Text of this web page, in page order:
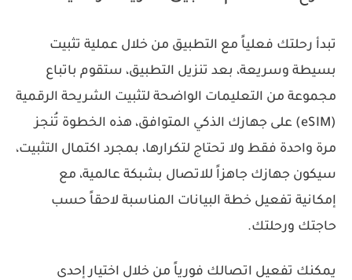
تبدأ رحلتك فعلياً مع التطبيق من خلال عملية تثبيت
بسيطة وسريعة، بعد تنزيل التطبيق، ستقوم باتباع
مجموعة من التعليمات الواضحة لتثبيت الشريحة الرقمية
(eSIM) على جهازك الذكي المتوافق، هذه الخطوة تُنجز
مرة واحدة فقط ولا تحتاج لتكرارها، بمجرد اكتمال التثبيت،
سيكون جهازك جاهزاً للاتصال بشبكة عالمية، مع
إمكانية تفعيل خطة البيانات المناسبة لاحقاً حسب
حاجتك ورحلتك.
يمكنك تفعيل اتصالك فورياً من خلال اختيار إحدى